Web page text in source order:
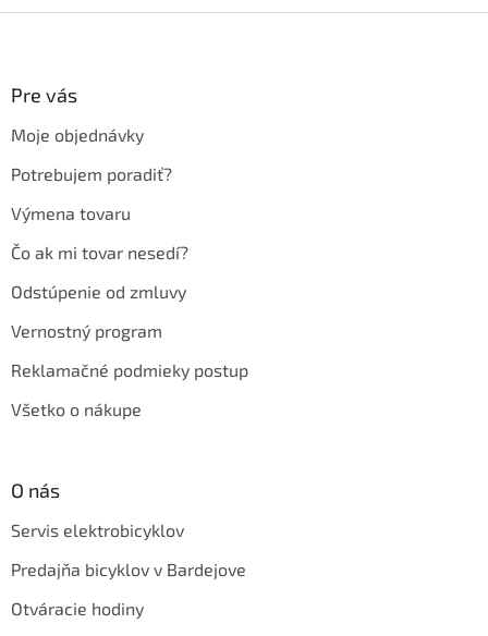
Pre vás
Moje objednávky
Potrebujem poradiť?
Výmena tovaru
Čo ak mi tovar nesedí?
Odstúpenie od zmluvy
Vernostný program
Reklamačné podmieky postup
Všetko o nákupe
O nás
Servis elektrobicyklov
Predajňa bicyklov v Bardejove
Otváracie hodiny